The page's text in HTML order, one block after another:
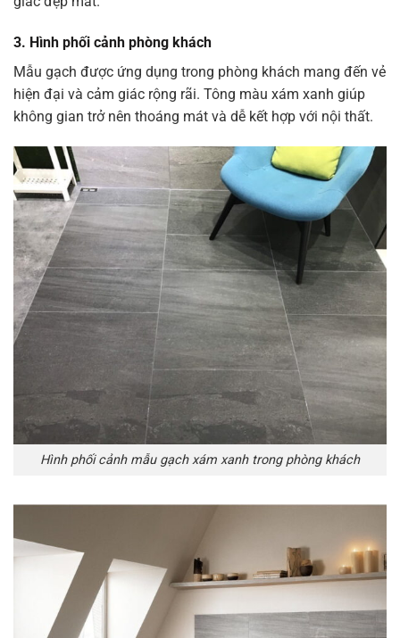
3. Hình phối cảnh phòng khách
Mẫu gạch được ứng dụng trong phòng khách mang đến vẻ
hiện đại và cảm giác rộng rãi. Tông màu xám xanh giúp
không gian trở nên thoáng mát và dễ kết hợp với nội thất.
Hình phối cảnh mẫu gạch xám xanh trong phòng khách